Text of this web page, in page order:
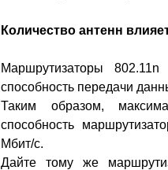
Количество антенн
Маршрутизаторы 802.11n
способность передачи
Таким образом,
способность
Мбит/с.
Дайте тому же